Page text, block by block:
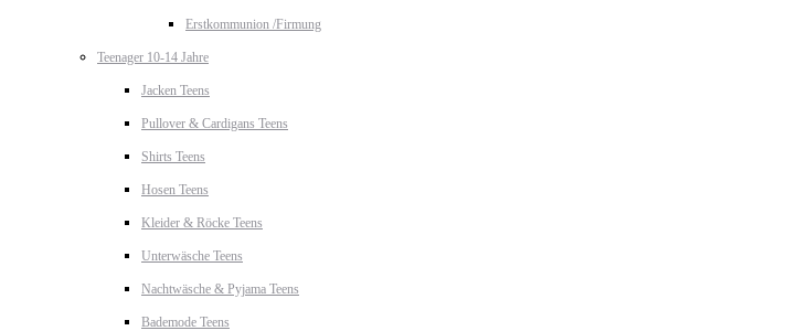
Erstkommunion /Firmung
Teenager 10-14 Jahre
Jacken Teens
Pullover & Cardigans Teens
Shirts Teens
Hosen Teens
Kleider & Röcke Teens
Unterwäsche Teens
Nachtwäsche & Pyjama Teens
Bademode Teens